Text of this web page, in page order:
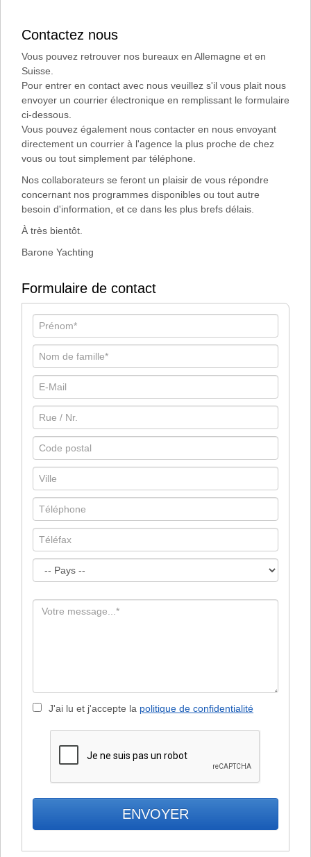
Contactez nous
Vous pouvez retrouver nos bureaux en Allemagne et en
Suisse.
Pour entrer en contact avec nous veuillez s'il vous plait nous
envoyer un courrier électronique en remplissant le formulaire
ci-dessous.
Vous pouvez également nous contacter en nous envoyant
directement un courrier à l'agence la plus proche de chez
vous ou tout simplement par téléphone.
Nos collaborateurs se feront un plaisir de vous répondre
concernant nos programmes disponibles ou tout autre
besoin d'information, et ce dans les plus brefs délais.
À très bientôt.
Barone Yachting
Formulaire de contact
J'ai lu et j'accepte la politique de confidentialité